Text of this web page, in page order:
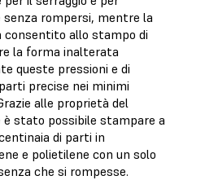
senza rompersi, mentre la
consentito allo stampo di
la forma inalterata
queste pressioni e di
precise nei minimi
alle proprietà del
è stato possibile stampare a
di parti in
e polietilene con un solo
che si rompesse.